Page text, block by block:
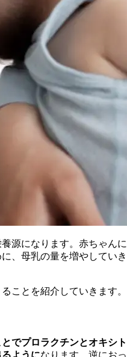
源になります。赤ちゃんに
、母乳の量を増やしていき
ことを紹介していきます。
でプロラクチンとオキシト
ようになります。逆におっ